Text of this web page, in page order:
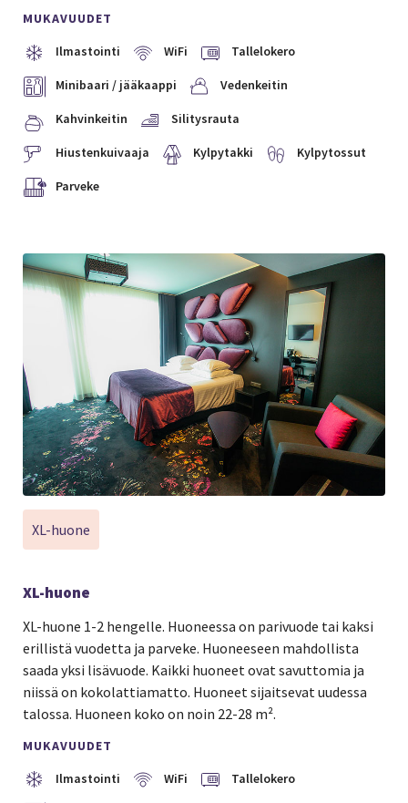
MUKAVUUDET
Ilmastointi
WiFi Tallelokero
Minibaari / jääkaappi Vedenkeitin
Kahvinkeitin Silitysrauta
Hiustenkuivaaja Kylpytakki Kylpytossut
Parveke
XL-huone
XL-huone
XL-huone 1-2 hengelle. Huoneessa on parivuode tai kaksi
erillistä vuodetta ja parveke. Huoneeseen mahdollista
saada yksi lisävuode. Kaikki huoneet ovat savuttomia ja
niissä on kokolattiamatto. Huoneet sijaitsevat uudessa
talossa. Huoneen koko on noin 22-28 m².
MUKAVUUDET
Ilmastointi
WiFi Tallelokero